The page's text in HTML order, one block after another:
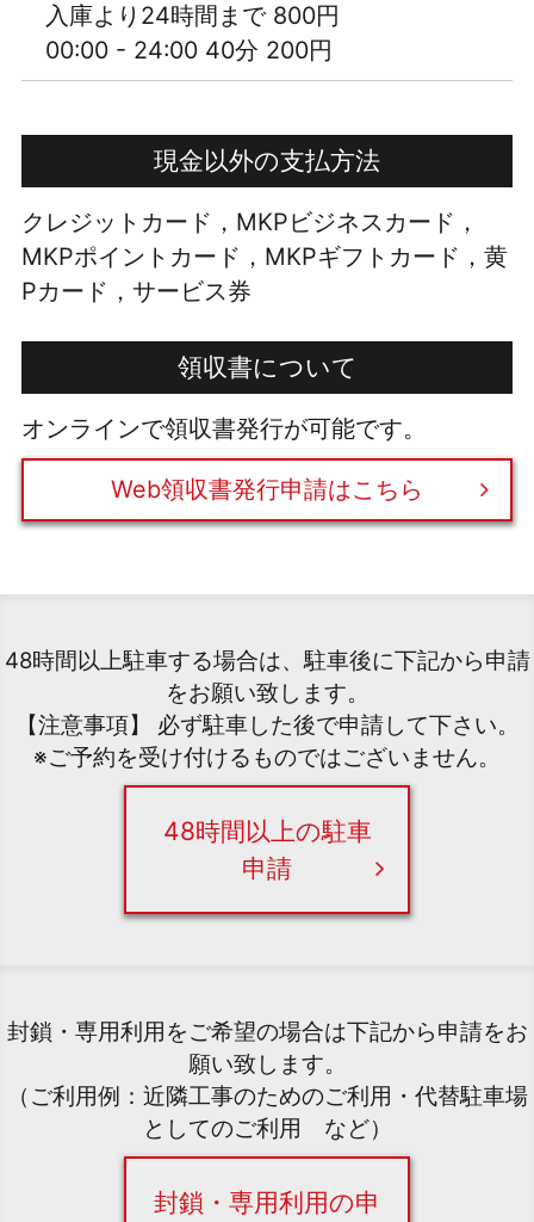
入庫より24時間まで 800円
00:00 - 24:00 40分 200円
現金以外の支払方法
クレジットカード，MKPビジネスカード，
MKPポイントカード，MKPギフトカード，黄
Pカード，サービス券
領収書について
オンラインで領収書発行が可能です。
Web領収書発行申請はこちら
48時間以上駐車する場合は、駐車後に下記から申請
をお願い致します。
【注意事項】 必ず駐車した後で申請して下さい。
※ご予約を受け付けるものではございません。
48時間以上の駐車
申請
封鎖・専用利用をご希望の場合は下記から申請をお
願い致します。
（ご利用例：近隣工事のためのご利用・代替駐車場
としてのご利用 など）
封鎖・専用利用の申